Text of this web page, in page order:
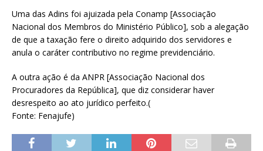
Uma das Adins foi ajuizada pela Conamp [Associação
Nacional dos Membros do Ministério Público], sob a alegação
de que a taxação fere o direito adquirido dos servidores e
anula o caráter contributivo no regime previdenciário.
A outra ação é da ANPR [Associação Nacional dos
Procuradores da República], que diz considerar haver
desrespeito ao ato jurídico perfeito.(
Fonte: Fenajufe)